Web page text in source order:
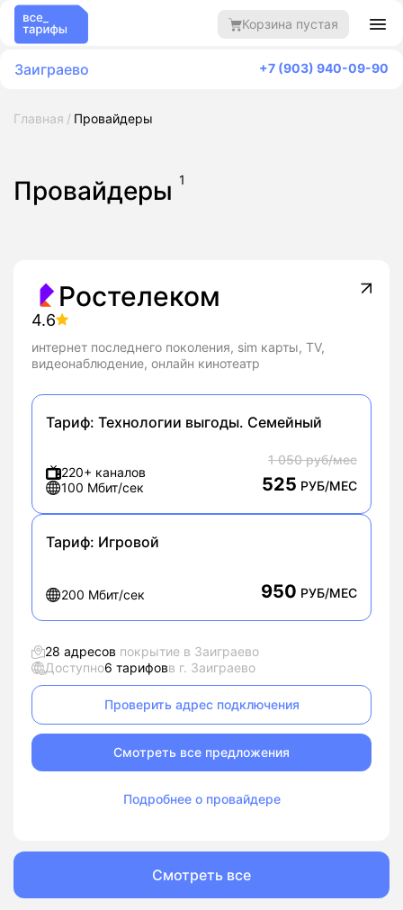
Корзина пустая
Заиграево +7 (903) 940-09-90
Главная Провайдеры
Провайдеры 1
Ростелеком
4.6
интернет последнего поколения, sim карты, TV,
видеонаблюдение, онлайн кинотеатр
Тариф: Технологии выгоды. Семейный
220+ каналов
100 Мбит/сек
1 050 руб/мес
525 РУБ/МЕС
Тариф: Игровой
200 Мбит/сек 950 РУБ/МЕС
28 адресов покрытие в Заиграево
Доступно6 тарифовв г. Заиграево
Проверить адрес подключения
Смотреть все предложения
Подробнее о провайдере
Смотреть все